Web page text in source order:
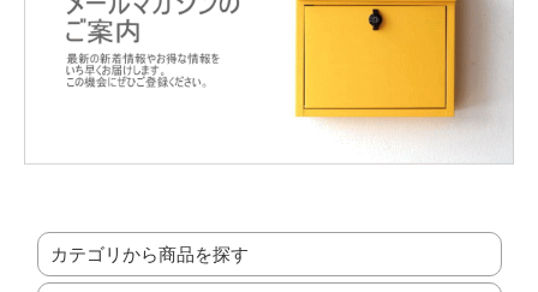
カテゴリから商品を探す